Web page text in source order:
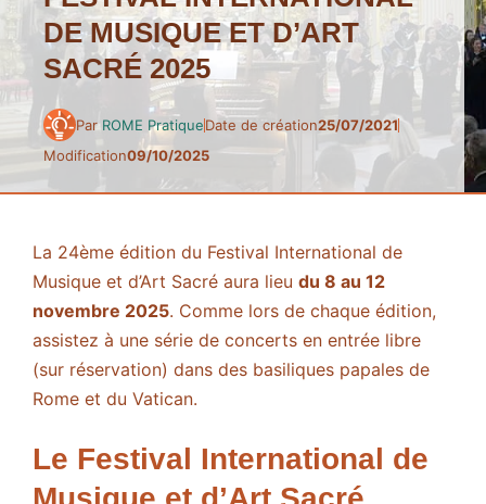
DE MUSIQUE ET D’ART
SACRÉ 2025
ParROME PratiqueDate de création25/07/2021
Modification09/10/2025
La 24ème édition du Festival International de
Musique et d’Art Sacré aura lieu du 8 au 12
novembre 2025. Comme lors de chaque édition,
assistez à une série de concerts en entrée libre
(sur réservation) dans des basiliques papales de
Rome et du Vatican.
Le Festival International de